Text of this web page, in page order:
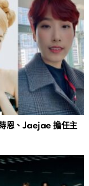
恩、Jaejae 擔任主